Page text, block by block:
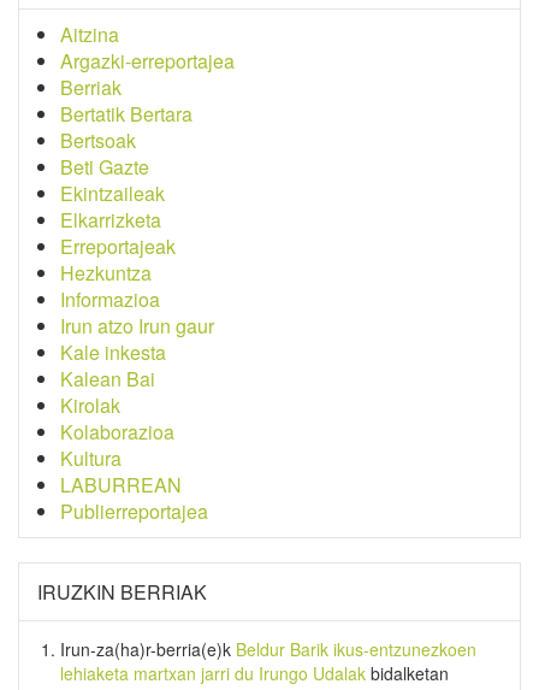
Aitzina
Argazki-erreportajea
Berriak
Bertatik Bertara
Bertsoak
Beti Gazte
Ekintzaileak
Elkarrizketa
Erreportajeak
Hezkuntza
Informazioa
Irun atzo Irun gaur
Kale inkesta
Kalean Bai
Kirolak
Kolaborazioa
Kultura
LABURREAN
Publierreportajea
IRUZKIN BERRIAK
Irun-za(ha)r-berria(e)k Beldur Barik ikus-entzunezkoen
lehiaketa martxan jarri du Irungo Udalak bidalketan